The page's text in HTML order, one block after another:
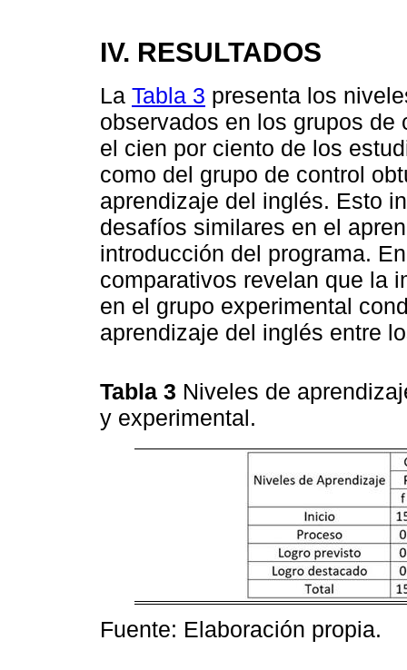
IV. RESULTADOS
La Tabla 3 presenta los
observados en los grupos
el cien por ciento de los
como del grupo de control
aprendizaje del inglés. Esto
desafíos similares en el
introducción del programa.
comparativos revelan que la
en el grupo experimental
aprendizaje del inglés entre
Tabla 3 Niveles de
y experimental.
Fuente: Elaboración propia.